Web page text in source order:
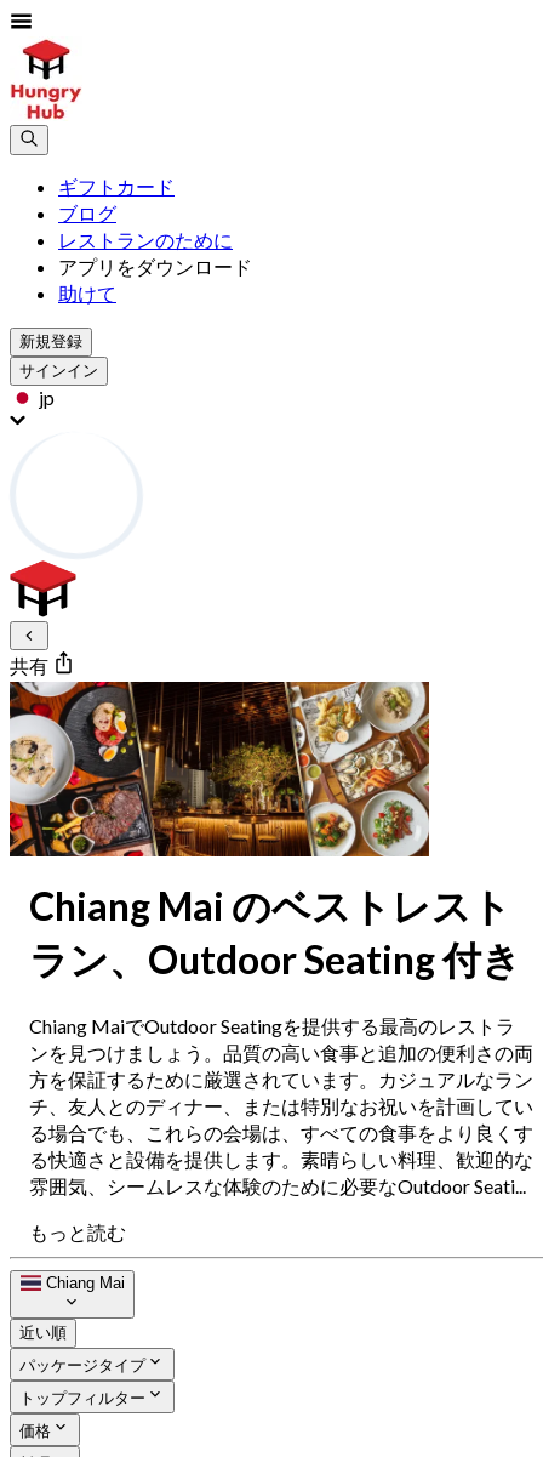
ギフトカード
ブログ
レストランのために
アプリをダウンロード
助けて
新規登録
サインイン
jp
共有
Chiang Mai のベストレスト
ラン、Outdoor Seating 付き
Chiang MaiでOutdoor Seatingを提供する最高のレストラ
ンを見つけましょう。品質の高い食事と追加の便利さの両
方を保証するために厳選されています。カジュアルなラン
チ、友人とのディナー、または特別なお祝いを計画してい
る場合でも、これらの会場は、すべての食事をより良くす
る快適さと設備を提供します。素晴らしい料理、歓迎的な
雰囲気、シームレスな体験のために必要なOutdoor Seati...
もっと読む
Chiang Mai
近い順
パッケージタイプ
トップフィルター
価格